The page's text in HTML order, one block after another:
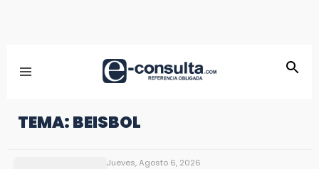
TEMA: BEISBOL
Jueves, Agosto 6, 2026